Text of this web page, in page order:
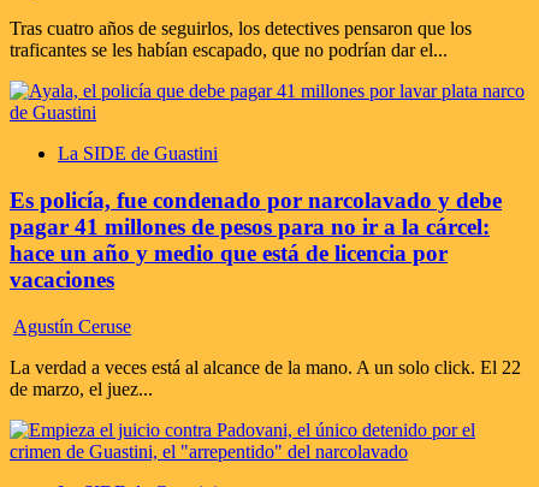
Tras cuatro años de seguirlos, los detectives pensaron que los
traficantes se les habían escapado, que no podrían dar el...
La SIDE de Guastini
Es policía, fue condenado por narcolavado y debe
pagar 41 millones de pesos para no ir a la cárcel:
hace un año y medio que está de licencia por
vacaciones
Agustín Ceruse
La verdad a veces está al alcance de la mano. A un solo click. El 22
de marzo, el juez...